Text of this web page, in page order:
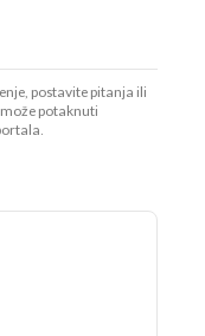
postavite pitanja ili
potaknuti